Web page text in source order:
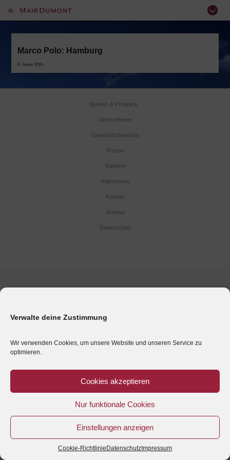
Verwalte deine Zustimmung
Wir verwenden Cookies, um unsere Website und unseren Service zu
optimieren.
Cookies akzeptieren
Nur funktionale Cookies
Einstellungen anzeigen
Cookie-Richtlinie Datenschutz Impressum
Marco Polo: Hamburg
8. Januar 2016 -
Marken & Produkte
Unternehmen
Geschäftsbereiche
Presse
Karriere
Impressum
Kontakt
Anreise
Datenschutz